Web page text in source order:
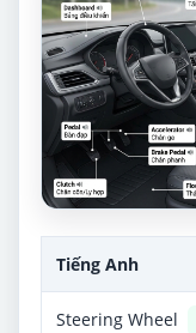
Tiếng Anh
Steering Wheel